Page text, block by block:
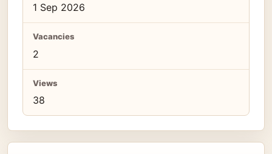
1 Sep 2026
Vacancies
2
Views
38